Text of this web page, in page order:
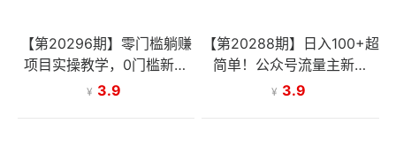
【第20296期】零门槛躺赚
项目实操教学，0门槛新手
也能轻松赚收益，一天赚几
¥ 3.9
【第20288期】日入100+超
简单！公众号流量主新玩
法，扒生活小技巧文案，有
¥ 3.9